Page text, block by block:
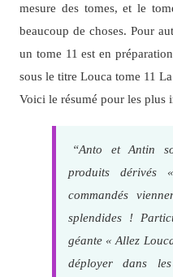
mesure des tomes, et le
beaucoup de choses. Pour
un tome 11 est en
sous le titre Louca tome 11
Voici le résumé pour les plus
“Anto et Antin
produits
commandés
splendides !
géante « Allez
déployer dans